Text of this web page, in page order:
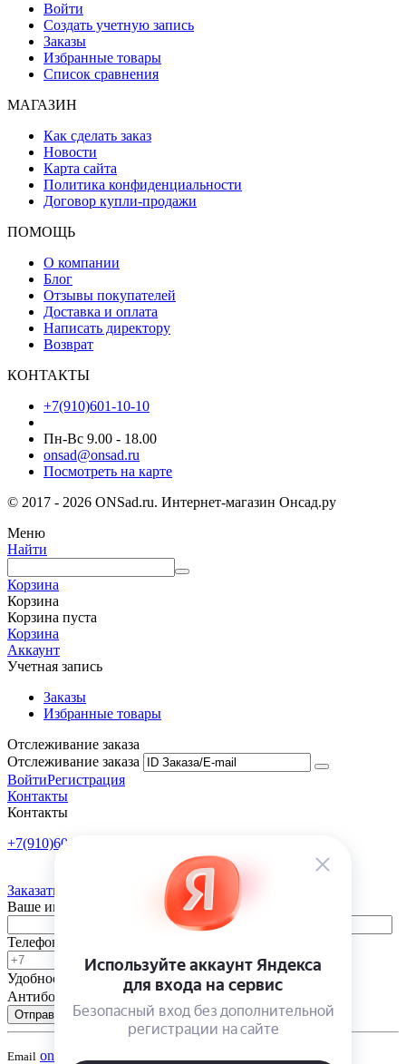
Войти
Создать учетную запись
Заказы
Избранные товары
Список сравнения
МАГАЗИН
Как сделать заказ
Новости
Карта сайта
Политика конфиденциальности
Договор купли-продажи
ПОМОЩЬ
О компании
Блог
Отзывы покупателей
Доставка и оплата
Написать директору
Возврат
КОНТАКТЫ
+7(910)601-10-10
Пн-Вс 9.00 - 18.00
onsad@onsad.ru
Посмотреть на карте
© 2017 - 2026 ONSad.ru. Интернет-магазин Онсад.ру
Меню
Найти
Корзина
Корзина
Корзина пуста
Корзина
Аккаунт
Учетная запись
Заказы
Избранные товары
Отслеживание заказа
Отслеживание заказа
ВойтиРегистрация
Контакты
Контакты
+7(910)601-10-10
Заказать обратный звонок
Ваше имя
Телефон
Удобное время
-
Антибот
Отправить
Email onsad@onsad.ru